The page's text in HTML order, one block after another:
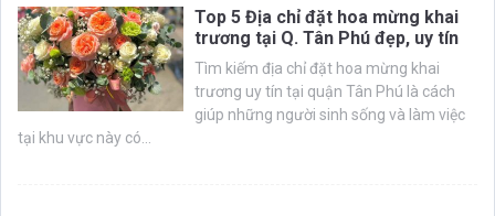
Top 5 Địa chỉ đặt hoa mừng khai
trương tại Q. Tân Phú đẹp, uy tín
Tìm kiếm địa chỉ đặt hoa mừng khai
trương uy tín tại quận Tân Phú là cách
giúp những người sinh sống và làm việc
tại khu vực này có...